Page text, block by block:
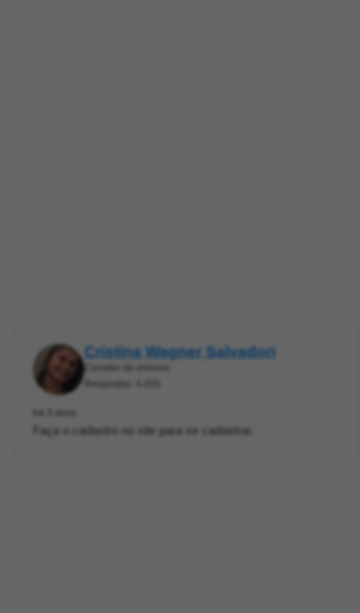
Cristina Wagner Salvadori
Corretor de imóveis
Respostas: 4.005
há 3 anos
Faça o cadastro no site para se cadastrar.